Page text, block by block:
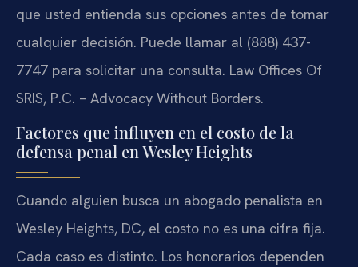
que usted entienda sus opciones antes de tomar
cualquier decisión. Puede llamar al (888) 437-
7747 para solicitar una consulta. Law Offices Of
SRIS, P.C. – Advocacy Without Borders.
Factores que influyen en el costo de la
defensa penal en Wesley Heights
Cuando alguien busca un abogado penalista en
Wesley Heights, DC, el costo no es una cifra fija.
Cada caso es distinto. Los honorarios dependen